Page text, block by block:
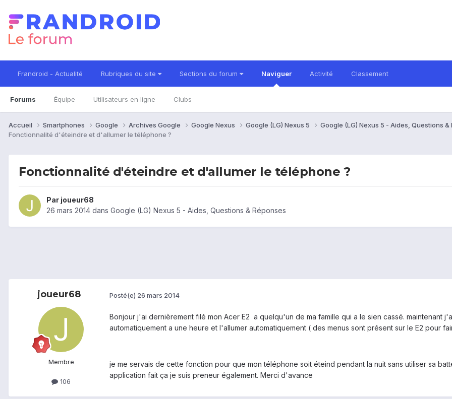
Frandroid - Actualité Rubriques du site Sections du forum Naviguer
Forums Équipe Utilisateurs en ligne Clubs
Activité Classement
Accueil Smartphones Google Archives Google Google Nexus Google (LG) Nexus 5
Google (LG) Nexus 5 - Aides, Questions &
Fonctionnalité d'éteindre et d'allumer le téléphone ?
Fonctionnalité d'éteindre et d'allumer le téléphone ?
Par joueur68
26 mars 2014 dans Google (LG) Nexus 5 - Aides, Questions & Réponses
joueur68
Membre
106
Posté(e) 26 mars 2014
Bonjour j'ai dernièrement filé mon Acer E2 a quelqu'un de ma famille qui a le sien cassé. maintenant
automatiquement a une heure et l'allumer automatiquement ( des menus sont présent sur le E2 pour
je me servais de cette fonction pour que mon téléphone soit éteind pendant la nuit sans utiliser sa
application fait ça je suis preneur également. Merci d'avance